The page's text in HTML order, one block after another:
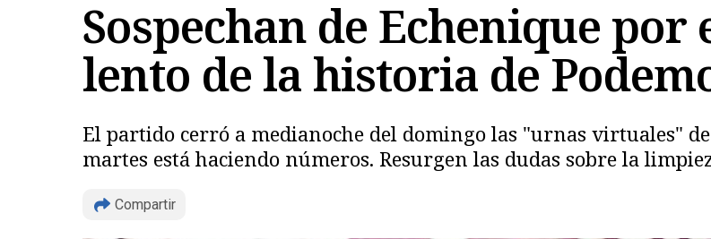
Sospechan de Echenique por
lento de la historia de
El partido cerró a medianoche del domingo las "urnas virtuales"
martes está haciendo números. Resurgen las dudas sobre la
Compartir